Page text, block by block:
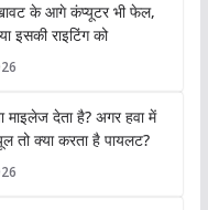
के आगे कंप्यूटर भी फेल,
इसकी राइटिंग को
माइलेज देता है? अगर हवा में
तो क्या करता है पायलट?